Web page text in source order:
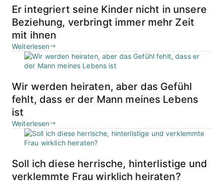
Er integriert seine Kinder nicht in unsere
Beziehung, verbringt immer mehr Zeit
mit ihnen
Weiterlesen
Wir werden heiraten, aber das Gefühl
fehlt, dass er der Mann meines Lebens
ist
Weiterlesen
Soll ich diese herrische, hinterlistige und
verklemmte Frau wirklich heiraten?